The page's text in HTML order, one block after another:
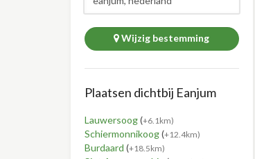
Wijzig bestemming
Plaatsen dichtbij Eanjum
Lauwersoog(+6.1km)
Schiermonnikoog(+12.4km)
Burdaard (+18.5km)